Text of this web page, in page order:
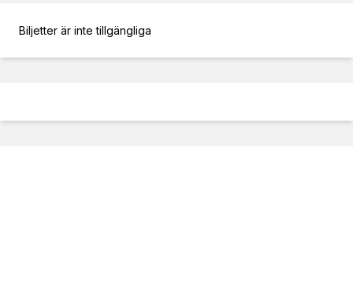
Biljetter är inte tillgängliga